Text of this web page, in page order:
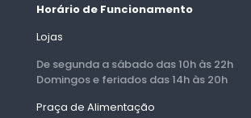
Horário de Funcionamento
Lojas
De segunda a sábado das 10h às 22h
Domingos e feriados das 14h às 20h
Praça de Alimentação